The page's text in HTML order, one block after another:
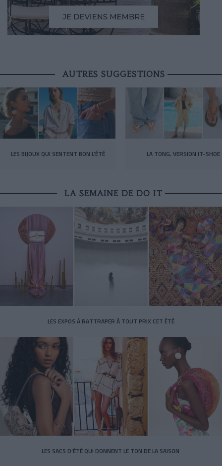
AUTRES SUGGESTIONS
LES BIJOUX QUI SENTENT BON L’ÉTÉ LA TONG, VERSION IT-SHOE
LA SEMAINE DE DO IT
LES EXPOS À RATTRAPER À TOUT PRIX CET ÉTÉ
LES SACS D’ÉTÉ QUI DONNENT LE TON DE LA SAISON